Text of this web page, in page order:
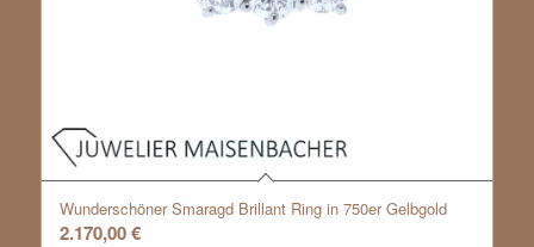
Wunderschöner Smaragd Brillant Ring in 750er Gelbgold
2.170,00€